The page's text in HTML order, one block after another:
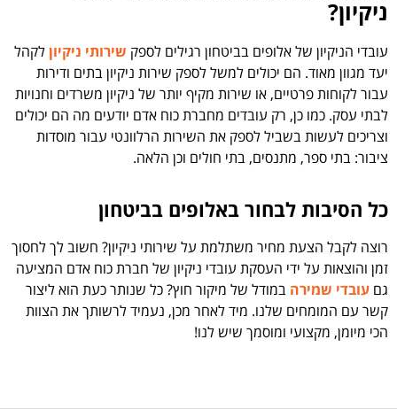
ניקיון?
עובדי הניקיון של אלופים בביטחון רגילים לספק שירותי ניקיוןלקהל
יעד מגוון מאוד. הם יכולים למשל לספק שירות ניקיון בתים ודירות
עבור לקוחות פרטיים, או שירות מקיף יותר של ניקיון משרדים וחנויות
לבתי עסק. כמו כן, רק עובדים מחברת כוח אדם יודעים מה הם יכולים
וצריכים לעשות בשביל לספק את השירות הרלוונטי עבור מוסדות
ציבור: בתי ספר, מתנסים, בתי חולים וכן הלאה.
כל הסיבות לבחור באלופים בביטחון
רוצה לקבל הצעת מחיר משתלמת על שירותי ניקיון? חשוב לך לחסוך
זמן והוצאות על ידי העסקת עובדי ניקיון של חברת כוח אדם המציעה
גם עובדי שמירה במודל של מיקור חוץ? כל שנותר כעת הוא ליצור
קשר עם המומחים שלנו. מיד לאחר מכן, נעמיד לרשותך את הצוות
הכי מיומן, מקצועי ומוסמך שיש לנו!